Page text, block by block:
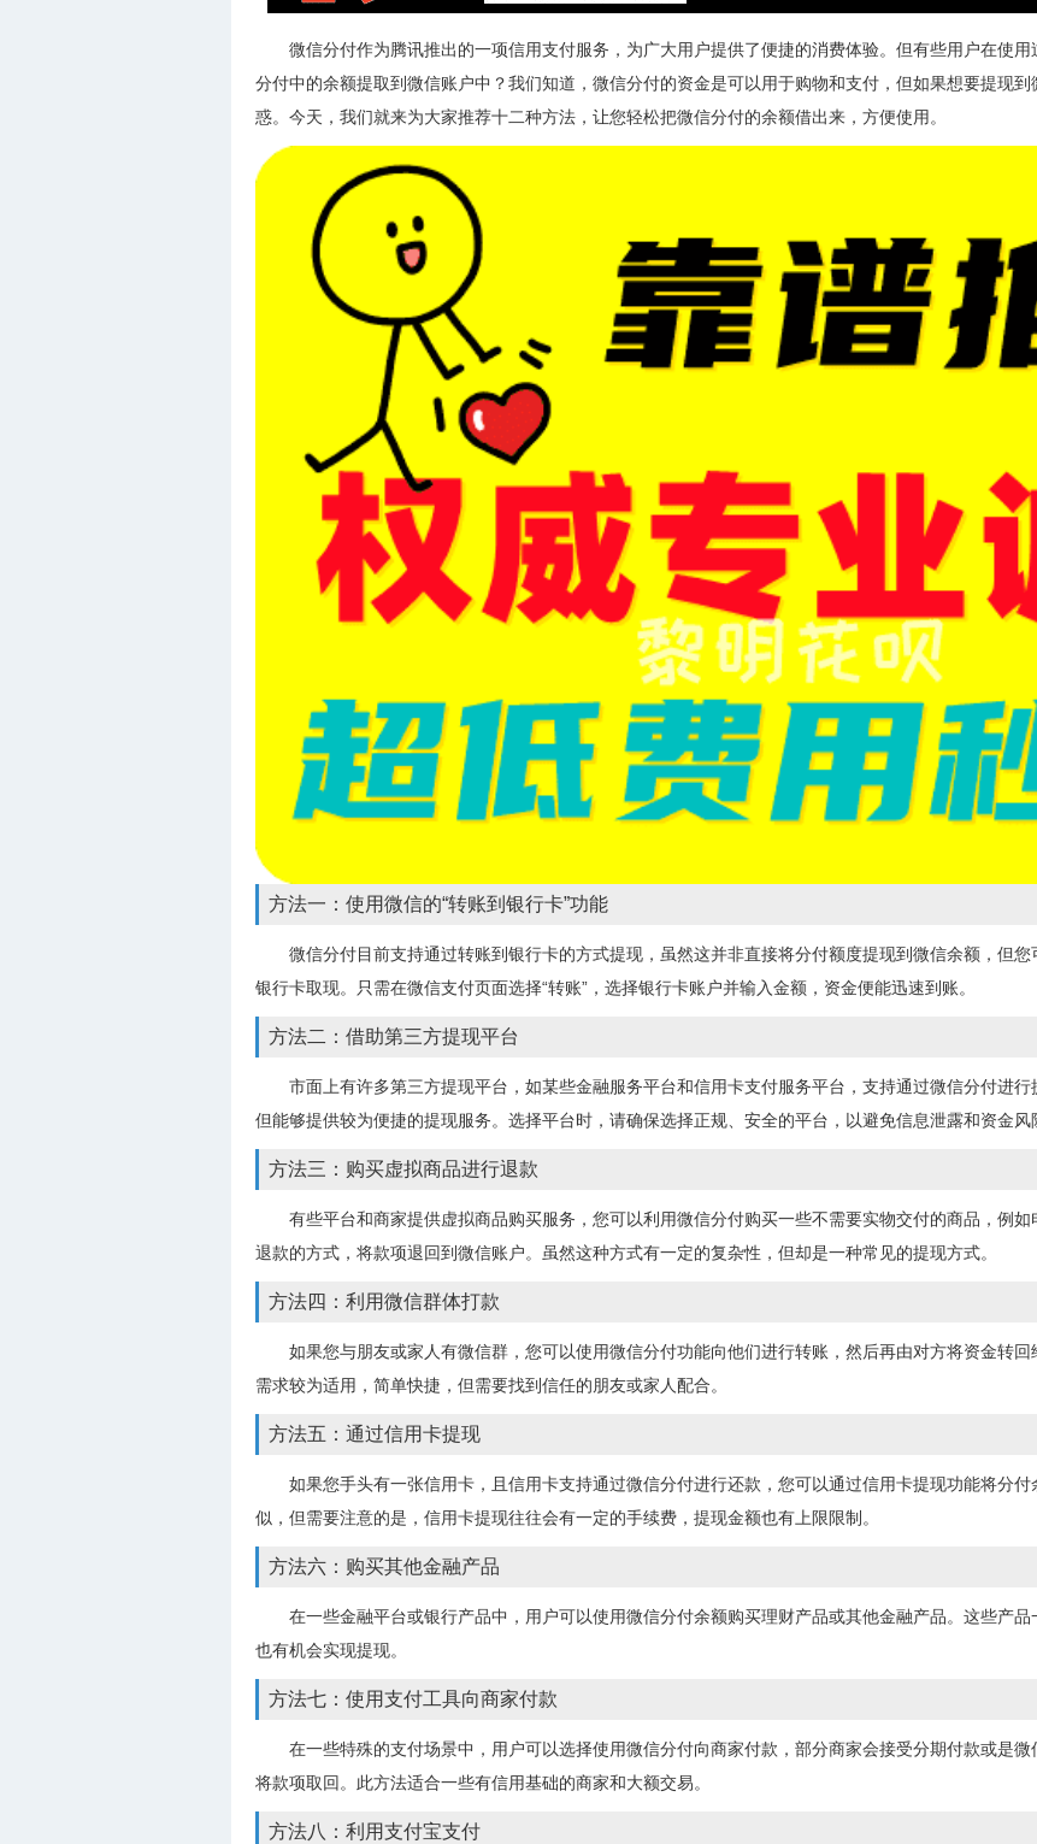
微信分付作为腾讯推出的一项信用支付服务，为广大用户提供了便捷的消费体验。但有些用户在使
分付中的余额提取到微信账户中？我们知道，微信分付的资金是可以用于购物和支付，但如果想要提现
惑。今天，我们就来为大家推荐十二种方法，让您轻松把微信分付的余额借出来，方便使用。
方法一：使用微信的“转账到银行卡”功能
微信分付目前支持通过转账到银行卡的方式提现，虽然这并非直接将分付额度提现到微信余额，但
银行卡取现。只需在微信支付页面选择“转账”，选择银行卡账户并输入金额，资金便能迅速到账。
方法二：借助第三方提现平台
市面上有许多第三方提现平台，如某些金融服务平台和信用卡支付服务平台，支持通过微信分付进行
但能够提供较为便捷的提现服务。选择平台时，请确保选择正规、安全的平台，以避免信息泄露和资金风
方法三：购买虚拟商品进行退款
有些平台和商家提供虚拟商品购买服务，您可以利用微信分付购买一些不需要实物交付的商品，例
退款的方式，将款项退回到微信账户。虽然这种方式有一定的复杂性，但却是一种常见的提现方式。
方法四：利用微信群体打款
如果您与朋友或家人有微信群，您可以使用微信分付功能向他们进行转账，然后再由对方将资金转
需求较为适用，简单快捷，但需要找到信任的朋友或家人配合。
方法五：通过信用卡提现
如果您手头有一张信用卡，且信用卡支持通过微信分付进行还款，您可以通过信用卡提现功能将分
似，但需要注意的是，信用卡提现往往会有一定的手续费，提现金额也有上限限制。
方法六：购买其他金融产品
在一些金融平台或银行产品中，用户可以使用微信分付余额购买理财产品或其他金融产品。这些产品
也有机会实现提现。
方法七：使用支付工具向商家付款
在一些特殊的支付场景中，用户可以选择使用微信分付向商家付款，部分商家会接受分期付款或是
将款项取回。此方法适合一些有信用基础的商家和大额交易。
方法八：利用支付宝支付